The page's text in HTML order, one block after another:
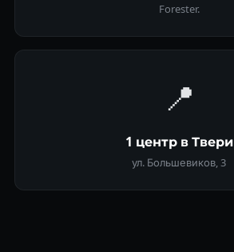
Forester.
📍
1 центр в Твери
ул. Большевиков, 3